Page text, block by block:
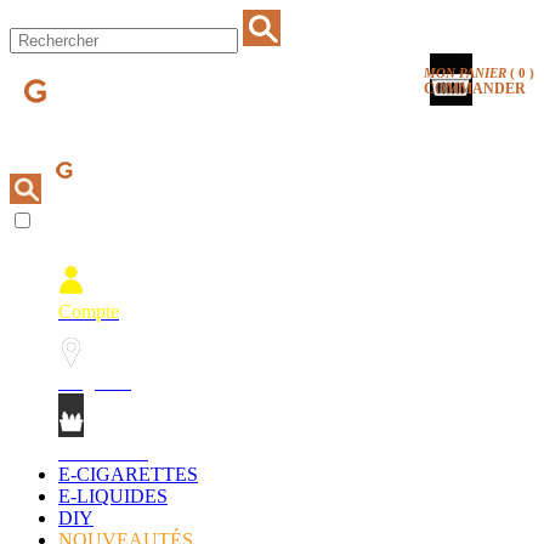
MON PANIER ( 0 )
COMMANDER
Compte
E-CIGARETTES
E-LIQUIDES
DIY
NOUVEAUTÉS